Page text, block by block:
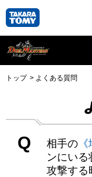
トップ よくある質問
Q 相手の
ンにい
攻撃する